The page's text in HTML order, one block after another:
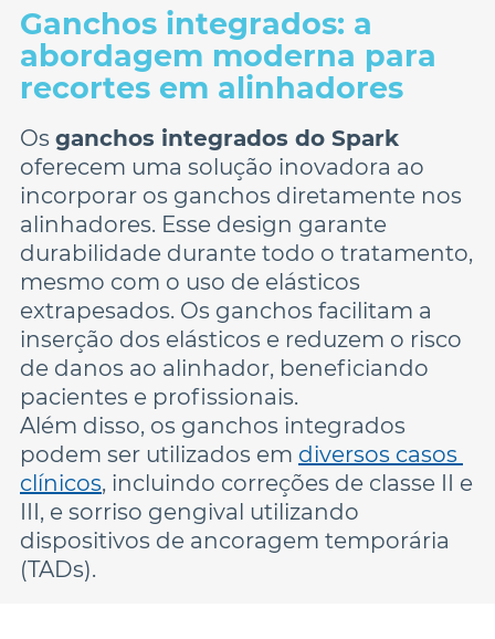
Ganchos integrados: a
abordagem moderna para
Os ganchos integrados do Spark
oferecem uma solução inovadora ao
incorporar os ganchos diretamente nos
alinhadores. Esse design garante
durabilidade durante todo o tratamento,
mesmo com o uso de elásticos
extrapesados. Os ganchos facilitam a
inserção dos elásticos e reduzem o risco
de danos ao alinhador, beneficiando
Além disso, os ganchos integrados
podem ser utilizados em diversos casos
clínicos, incluindo correções de classe II e
III, e sorriso gengival utilizando
dispositivos de ancoragem temporária
(TADs).